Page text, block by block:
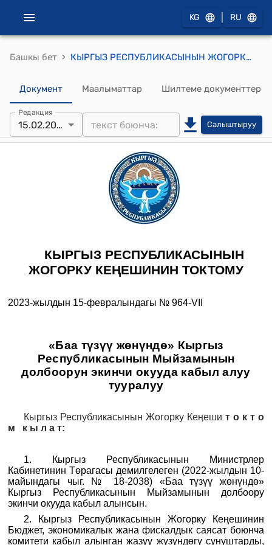
KG RU
Башкы бет › КЫРГЫЗ РЕСПУБЛИКАСЫНЫН ЖОГОРКУ КЕҢЕШИНИН 2023-жылдын 15-февралындагы № 964-VII "«Баа түзүү жөнүндө» Кыргыз Республикасынын Мыйзамынын долбоорун экинчи окууда кабыл алуу тууралуу" токтому
Документ Маалыматтар Шилтеме документтер
Редакция
15.02.2023 Салыштыруу